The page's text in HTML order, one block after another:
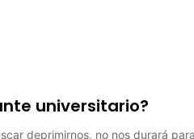
universitario?
deprimirnos, no nos durará